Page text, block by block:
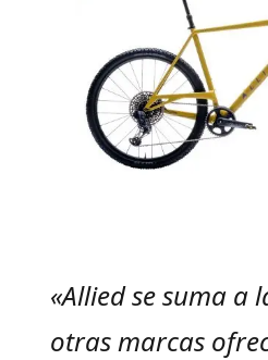
«Allied se suma a
otras marcas